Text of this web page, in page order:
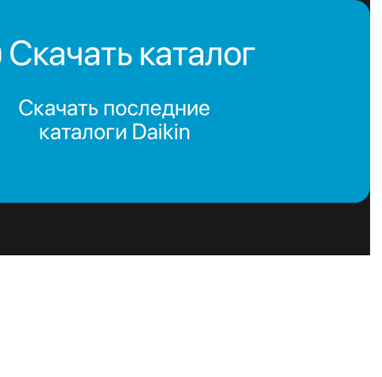
Скачать каталог
Скачать последние
каталоги Daikin